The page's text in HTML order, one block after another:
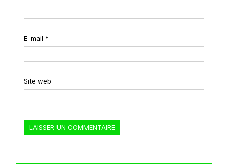
E-mail *
Site web